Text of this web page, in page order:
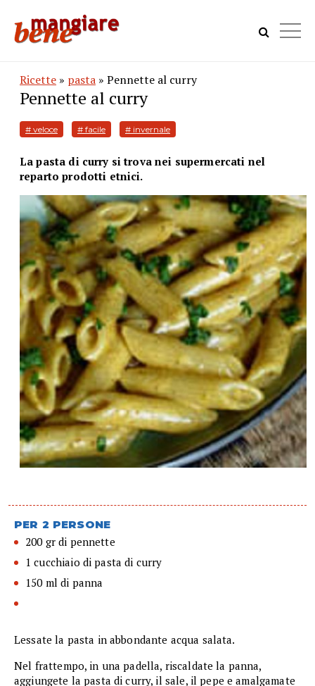
Ricette » pasta » Pennette al curry
Pennette al curry
# veloce # facile # invernale
La pasta di curry si trova nei supermercati nel
reparto prodotti etnici.
PER 2 PERSONE
200 gr di pennette
1 cucchiaio di pasta di curry
150 ml di panna
Lessate la pasta in abbondante acqua salata.
Nel frattempo, in una padella, riscaldate la panna,
aggiungete la pasta di curry, il sale, il pepe e amalgamate